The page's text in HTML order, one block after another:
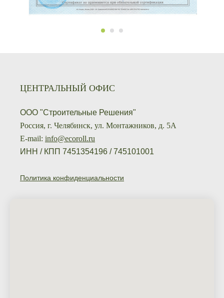
ЦЕНТРАЛЬНЫЙ ОФИС
ООО "Строительные Решения"
Россия, г. Челябинск, ул. Монтажников, д. 5А
E-mail: info@ecoroll.ru
ИНН / КПП 7451354196 / 745101001
Политика конфиденциальности